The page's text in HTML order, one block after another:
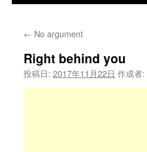
← No argument
Right behind you
投稿日: 2017年11月22日 作成者: